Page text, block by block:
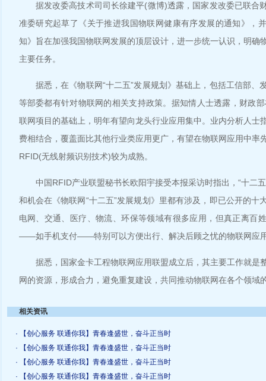
据发改委高技术司司长徐建平(微博)透露，国家发改委已联合
准委研究起草了《关于推进我国物联网健康有序发展的通知》，
知》旨在加强我国物联网发展的顶层设计，进一步统一认识，明确
主要任务。
据悉，在《物联网“十二五”发展规划》基础上，包括工信部、
等部委都有针对物联网的相关支持政策。据知情人士透露，财政
联网项目的基础上，明年有望向龙头行业应用集中。业内分析人士
费相结合，覆盖面比其他行业类应用更广，有望在物联网应用中率
RFID(无线射频识别技术)较为成熟。
中国RFID产业联盟秘书长欧阳宇接受本报采访时指出，“十二五
和机会在《物联网“十二五”发展规划》里都有涉及，即已公开的十
电网、交通、医疗、物流、环保等领域有很多应用，但真正离百
——如手机支付——特别可以方便出行、解决后顾之忧的物联网应
据悉，国家金卡工程物联网应用联盟成立后，其主要工作就是
网的资源，形成合力，避免重复建设，共同推动物联网在各个领域
相关资讯
· 【创心服务 联通你我】青春逢盛世，奋斗正当时
· 【创心服务 联通你我】青春逢盛世，奋斗正当时
· 【创心服务 联通你我】青春逢盛世，奋斗正当时
· 【创心服务 联通你我】青春逢盛世，奋斗正当时